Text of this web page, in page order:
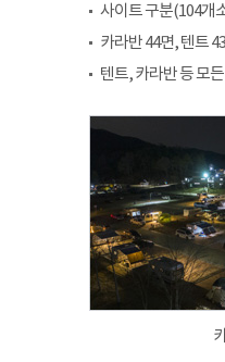
사이트 구분(104개
카라반 44면, 텐트
텐트, 카라반 등 모